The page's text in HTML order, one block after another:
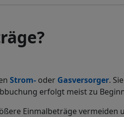
Strom- oder Gasversorger.
erfolgt meist zu
Einmalbeträge vermeiden